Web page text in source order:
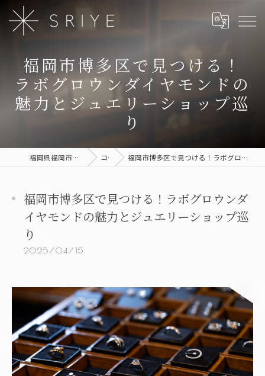
福岡市博多区で見つける！
ラボグロウンダイヤモンドの
魅力とジュエリーショップ巡
り
福岡県福岡市のジュエリーならSRIYE コラム 福岡市博多区で見つける！ラボグロウンダイヤモンドの魅力とジュエリーショップ巡り
福岡市博多区で見つける！ラボグロウンダ
イヤモンドの魅力とジュエリーショップ巡
り
2025/04/15